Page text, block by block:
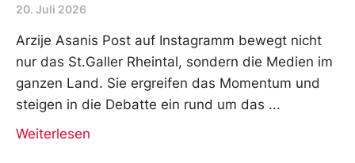
20. Juli 2026
Arzije Asanis Post auf Instagramm bewegt nicht
nur das St.Galler Rheintal, sondern die Medien im
ganzen Land. Sie ergreifen das Momentum und
steigen in die Debatte ein rund um das
Weiterlesen